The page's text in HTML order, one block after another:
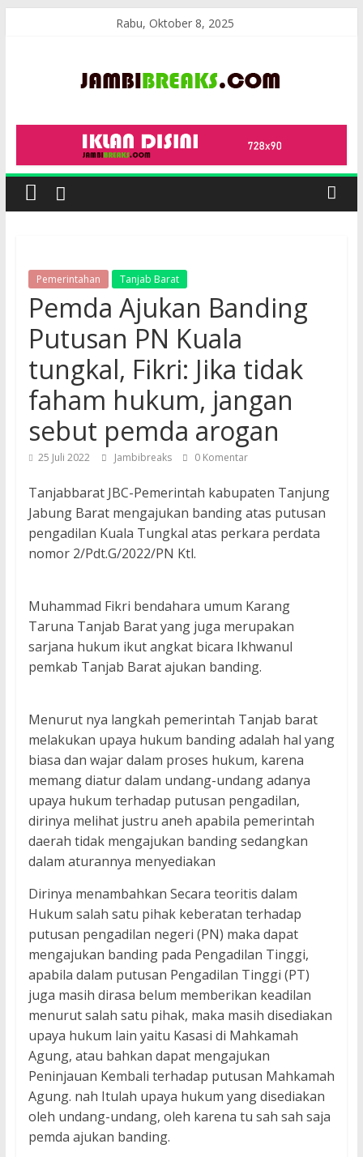
Rabu, Oktober 8, 2025
JambiBreaks
Pemerintahan Tanjab Barat
Pemda Ajukan Banding
Putusan PN Kuala
tungkal, Fikri: Jika tidak
faham hukum, jangan
sebut pemda arogan
25 Juli 2022 Jambibreaks 0 Komentar
Tanjabbarat JBC-Pemerintah kabupaten Tanjung
Jabung Barat mengajukan banding atas putusan
pengadilan Kuala Tungkal atas perkara perdata
nomor 2/Pdt.G/2022/PN Ktl.
Muhammad Fikri bendahara umum Karang
Taruna Tanjab Barat yang juga merupakan
sarjana hukum ikut angkat bicara Ikhwanul
pemkab Tanjab Barat ajukan banding.
Menurut nya langkah pemerintah Tanjab barat
melakukan upaya hukum banding adalah hal yang
biasa dan wajar dalam proses hukum, karena
memang diatur dalam undang-undang adanya
upaya hukum terhadap putusan pengadilan,
dirinya melihat justru aneh apabila pemerintah
daerah tidak mengajukan banding sedangkan
dalam aturannya menyediakan
Dirinya menambahkan Secara teoritis dalam
Hukum salah satu pihak keberatan terhadap
putusan pengadilan negeri (PN) maka dapat
mengajukan banding pada Pengadilan Tinggi,
apabila dalam putusan Pengadilan Tinggi (PT)
juga masih dirasa belum memberikan keadilan
menurut salah satu pihak, maka masih disediakan
upaya hukum lain yaitu Kasasi di Mahkamah
Agung, atau bahkan dapat mengajukan
Peninjauan Kembali terhadap putusan Mahkamah
Agung. nah Itulah upaya hukum yang disediakan
oleh undang-undang, oleh karena tu sah sah saja
pemda ajukan banding.